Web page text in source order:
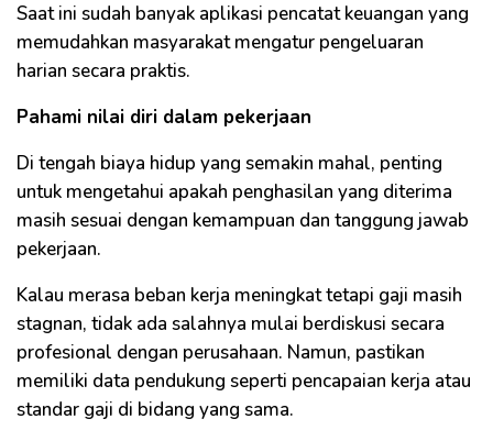
Saat ini sudah banyak aplikasi pencatat keuangan yang
memudahkan masyarakat mengatur pengeluaran
harian secara praktis.
Pahami nilai diri dalam pekerjaan
Di tengah biaya hidup yang semakin mahal, penting
untuk mengetahui apakah penghasilan yang diterima
masih sesuai dengan kemampuan dan tanggung jawab
pekerjaan.
Kalau merasa beban kerja meningkat tetapi gaji masih
stagnan, tidak ada salahnya mulai berdiskusi secara
profesional dengan perusahaan. Namun, pastikan
memiliki data pendukung seperti pencapaian kerja atau
standar gaji di bidang yang sama.